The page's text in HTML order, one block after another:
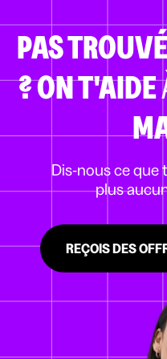
PAS TROUVÉ
?ON T'AIDE
Dis-nous ce que
plus
REÇOIS DES